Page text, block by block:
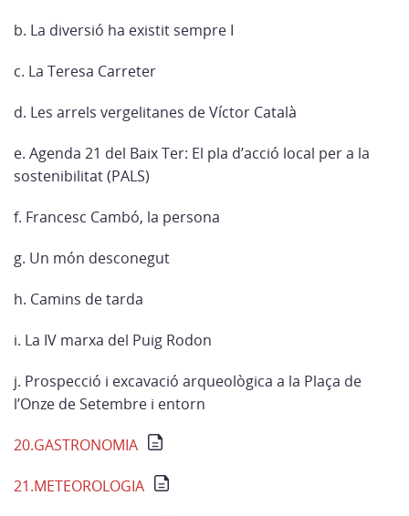
b. La diversió ha existit sempre I
c. La Teresa Carreter
d. Les arrels vergelitanes de Víctor Català
e. Agenda 21 del Baix Ter: El pla d’acció local per a la
sostenibilitat (PALS)
f. Francesc Cambó, la persona
g. Un món desconegut
h. Camins de tarda
i. La IV marxa del Puig Rodon
j. Prospecció i excavació arqueològica a la Plaça de
l’Onze de Setembre i entorn
20.GASTRONOMIA
21.METEOROLOGIA